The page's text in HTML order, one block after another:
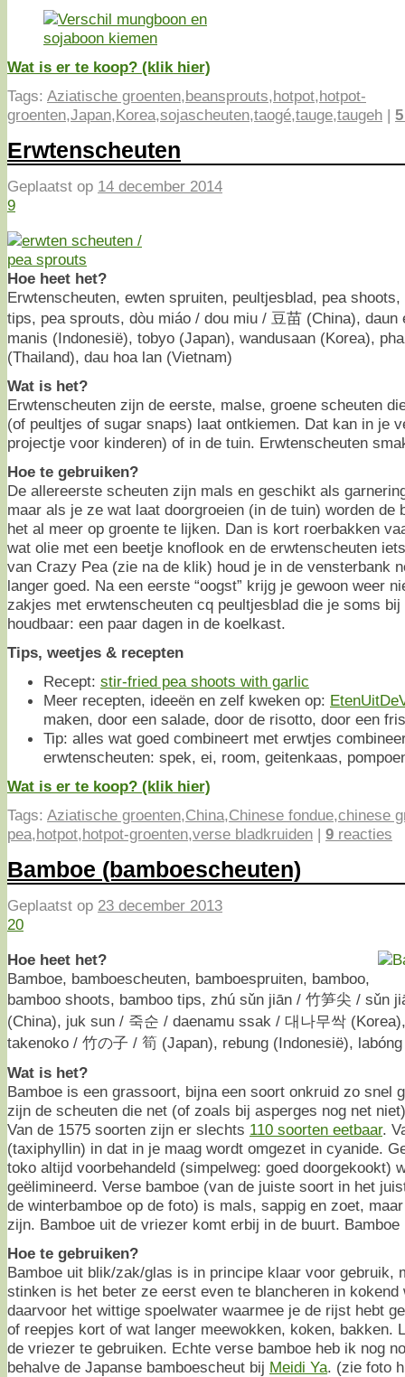
Wat is er te koop? (klik hier)
Tags: Aziatische groenten,beansprouts,hotpot,hotpot-
groenten,Japan,Korea,sojascheuten,taogé,tauge,taugeh | 5
Erwtenscheuten
Geplaatst op 14 december 2014
9
Hoe heet het?
Erwtenscheuten, ewten spruiten, peultjesblad, pea
tips, pea sprouts, dòu miáo / dou miu / 豆苗 (China), daun
manis (Indonesië), tobyo (Japan), wandusaan (Korea),
(Thailand), dau hoa lan (Vietnam)
Wat is het?
Erwtenscheuten zijn de eerste, malse, groene scheuten
(of peultjes of sugar snaps) laat ontkiemen. Dat kan in je
projectje voor kinderen) of in de tuin. Erwtenscheuten
Hoe te gebruiken?
De allereerste scheuten zijn mals en geschikt als
maar als je ze wat laat doorgroeien (in de tuin) worden de
het al meer op groente te lijken. Dan is kort roerbakken
wat olie met een beetje knoflook en de erwtenscheuten
van Crazy Pea (zie na de klik) houd je in de vensterbank
langer goed. Na een eerste “oogst” krijg je gewoon weer
zakjes met erwtenscheuten cq peultjesblad die je soms
houdbaar: een paar dagen in de koelkast.
Tips, weetjes & recepten
Recept: stir-fried pea shoots with garlic
Meer recepten, ideeën en zelf kweken op:
maken, door een salade, door de risotto, door een
Tip: alles wat goed combineert met erwtjes
erwtenscheuten: spek, ei, room, geitenkaas,
Wat is er te koop? (klik hier)
Tags: Aziatische groenten,China,Chinese fondue,chinese
pea,hotpot,hotpot-groenten,verse bladkruiden | 9 reacties
Bamboe (bamboescheuten)
Geplaatst op 23 december 2013
20
Hoe heet het?
Bamboe, bamboescheuten, bamboespruiten, bamboo,
bamboo shoots, bamboo tips, zhú sǔn jiān / 竹笋尖 / sǔn
(China), juk sun / 죽순 / daenamu ssak / 대나무싹
takenoko / 竹の子 / 筍 (Japan), rebung (Indonesië),
Wat is het?
Bamboe is een grassoort, bijna een soort onkruid zo snel
zijn de scheuten die net (of zoals bij asperges nog net
Van de 1575 soorten zijn er slechts 110 soorten eetbaar.
(taxiphyllin) in dat in je maag wordt omgezet in cyanide.
toko altijd voorbehandeld (simpelweg: goed doorgekookt)
geëlimineerd. Verse bamboe (van de juiste soort in het
de winterbamboe op de foto) is mals, sappig en zoet,
zijn. Bamboe uit de vriezer komt erbij in de buurt.
Hoe te gebruiken?
Bamboe uit blik/zak/glas is in principe klaar voor gebruik,
stinken is het beter ze eerst even te blancheren in kokend
daarvoor het wittige spoelwater waarmee je de rijst hebt
of reepjes kort of wat langer meewokken, koken, bakken.
de vriezer te gebruiken. Echte verse bamboe heb ik nog
behalve de Japanse bamboescheut bij Meidi Ya. (zie foto